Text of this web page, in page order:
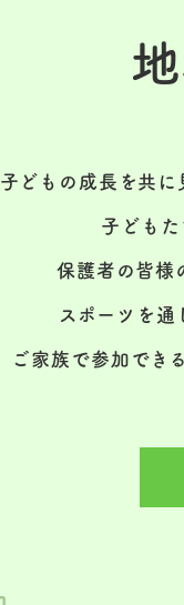
子どもの成長を共に
子どもた
保護者の皆様
スポーツを通
ご家族で参加でき